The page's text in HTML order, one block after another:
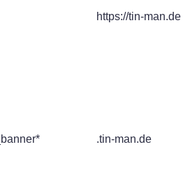
https://tin-man.de
.tin-man.de